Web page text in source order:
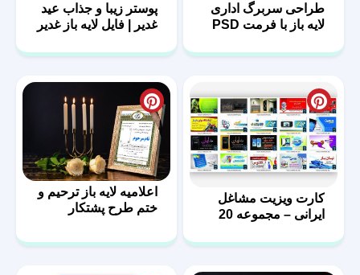
طراحی سربرگ اداری
لایه باز با فرمت PSD
پوستر زیبا و جذاب عید
غدیر | فایل لایه باز غدیر
کارت ویزیت مشاغل
ایرانی – مجموعه 20
دوم
اعلامیه لایه باز ترحیم و
ختم طرح پشتکار